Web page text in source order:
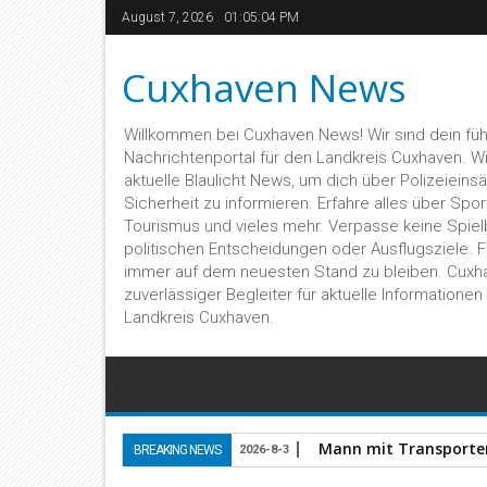
August 7, 2026 01:05:05 PM
Cuxhaven News
Willkommen bei Cuxhaven News! Wir sind dein
Nachrichtenportal für den Landkreis Cuxhaven.
aktuelle Blaulicht News, um dich über
Sicherheit zu informieren. Erfahre alles über
Tourismus und vieles mehr. Verpasse keine
politischen Entscheidungen oder Ausflugsziele.
immer auf dem neuesten Stand zu bleiben.
zuverlässiger Begleiter für aktuelle Informationen
Landkreis Cuxhaven.
BREAKING NEWS Mann mit
2026-8-3